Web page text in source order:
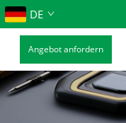
DE
Angebot anfordern